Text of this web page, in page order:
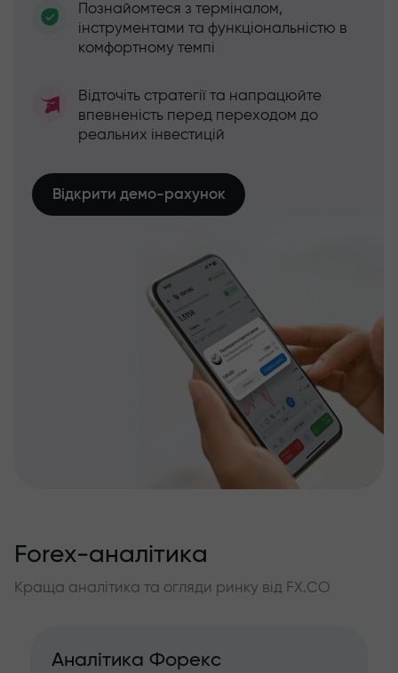
Познайомтеся з терміналом,
інструментами та функціональністю в
комфортному темпі
Відточіть стратегії та напрацюйте
впевненість перед переходом до
реальних інвестицій
Відкрити демо-рахунок
Forex-аналітика
Краща аналітика та огляди ринку від FX.CO
Аналітика Форекс